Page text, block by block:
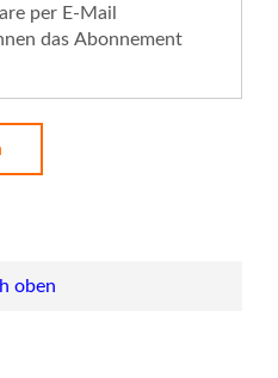
per E-Mail
das Abonnement
oben